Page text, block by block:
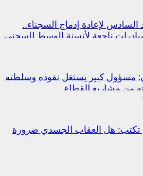
لإعادة إدماج السجناء..
ناجعة لأنسنة الوسط السجني
مسؤول كبير يستغل نفوده وسلطته
من مشاريع القطاع
تكتب: هل العقاب الجسدي ضرورة